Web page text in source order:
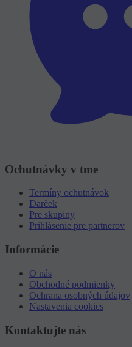
Ochutnávky v tme
Termíny ochutnávok
Darček
Pre skupiny
Prihlásenie pre partnerov
Informácie
O nás
Obchodné podmienky
Ochrana osobných údajov
Nastavenia cookies
Kontaktujte nás